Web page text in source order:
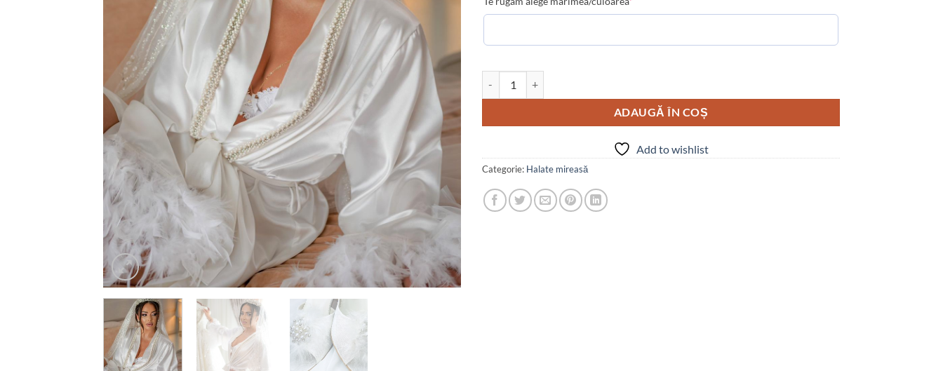
ADAUGĂ ÎN COȘ
Add to wishlist
Categorie: Halate mireasă